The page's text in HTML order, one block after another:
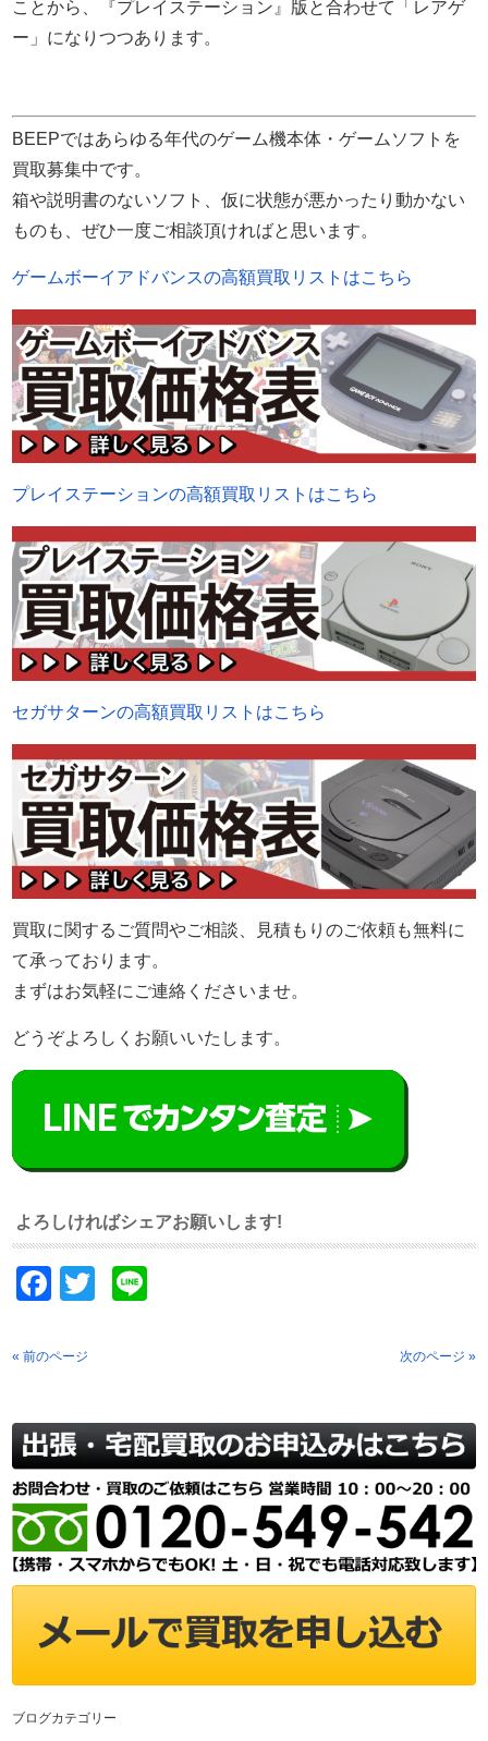
ことから、『プレイステーション』版と合わせて「レアゲ
ー」になりつつあります。
BEEPではあらゆる年代のゲーム機本体・ゲームソフトを
買取募集中です。
箱や説明書のないソフト、仮に状態が悪かったり動かない
ものも、ぜひ一度ご相談頂ければと思います。
ゲームボーイアドバンスの高額買取リストはこちら
プレイステーションの高額買取リストはこちら
セガサターンの高額買取リストはこちら
買取に関するご質問やご相談、見積もりのご依頼も無料に
て承っております。
まずはお気軽にご連絡くださいませ。
どうぞよろしくお願いいたします。
よろしければシェアお願いします!
Facebook
Twitter
« 前のページ 次のページ »
ブログカテゴリー